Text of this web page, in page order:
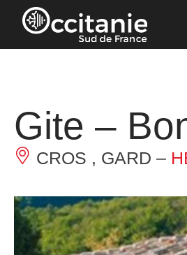
Panneau de gestion des cookies
Gite –
CROS , GARD –